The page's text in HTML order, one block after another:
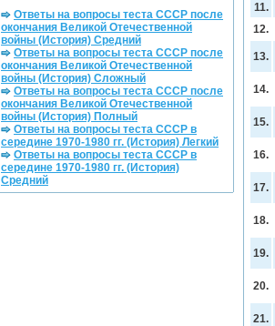
11.
12.
13.
14.
15.
16.
17.
18.
19.
20.
21.
Ответы на вопросы теста СССР после
окончания Великой Отечественной
войны (История) Средний
Ответы на вопросы теста СССР после
окончания Великой Отечественной
войны (История) Сложный
Ответы на вопросы теста СССР после
окончания Великой Отечественной
войны (История) Полный
Ответы на вопросы теста СССР в
середине 1970-1980 гг. (История) Легкий
Ответы на вопросы теста СССР в
середине 1970-1980 гг. (История)
Средний